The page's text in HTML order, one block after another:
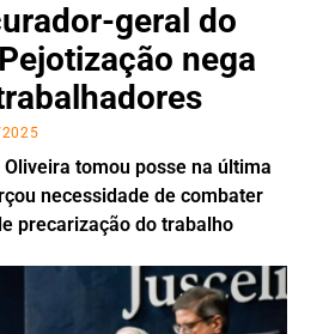
geral do
nega
tomou posse na última
necessidade de combater
precarização do trabalho